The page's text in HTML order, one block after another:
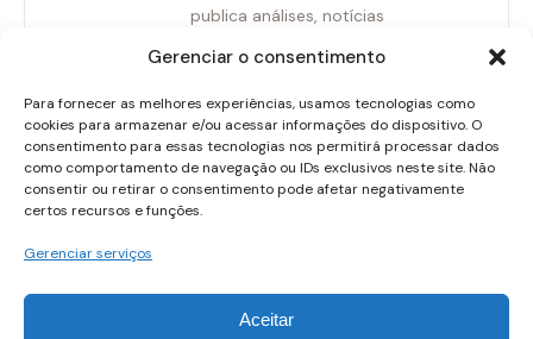
Gerenciar o consentimento
Para fornecer as melhores experiências, usamos tecnologias como
cookies para armazenar e/ou acessar informações do dispositivo. O
consentimento para essas tecnologias nos permitirá processar dados
como comportamento de navegação ou IDs exclusivos neste site. Não
consentir ou retirar o consentimento pode afetar negativamente
certos recursos e funções.
Gerenciar serviços
Aceitar
publica análises, notícias
quem está começando a se
interessar por economia quanto
para leitores que buscam uma
visão mais aprofundada e crítica
do cenário econômico brasileiro e
Seu compromisso é com
informação objetiva, linguagem